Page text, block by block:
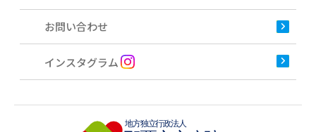
お問い合わせ
インスタグラム